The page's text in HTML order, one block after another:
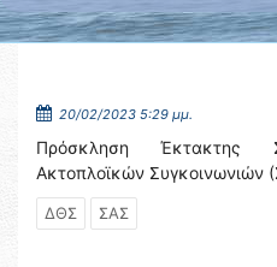
20/02/2023 5:29 μμ.
Πρόσκληση Έκτακτης
Ακτοπλοϊκών
ΔΘΣ ΣΑΣ